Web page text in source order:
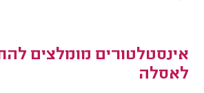
אינסטלטורים מומלצים
לאסלה